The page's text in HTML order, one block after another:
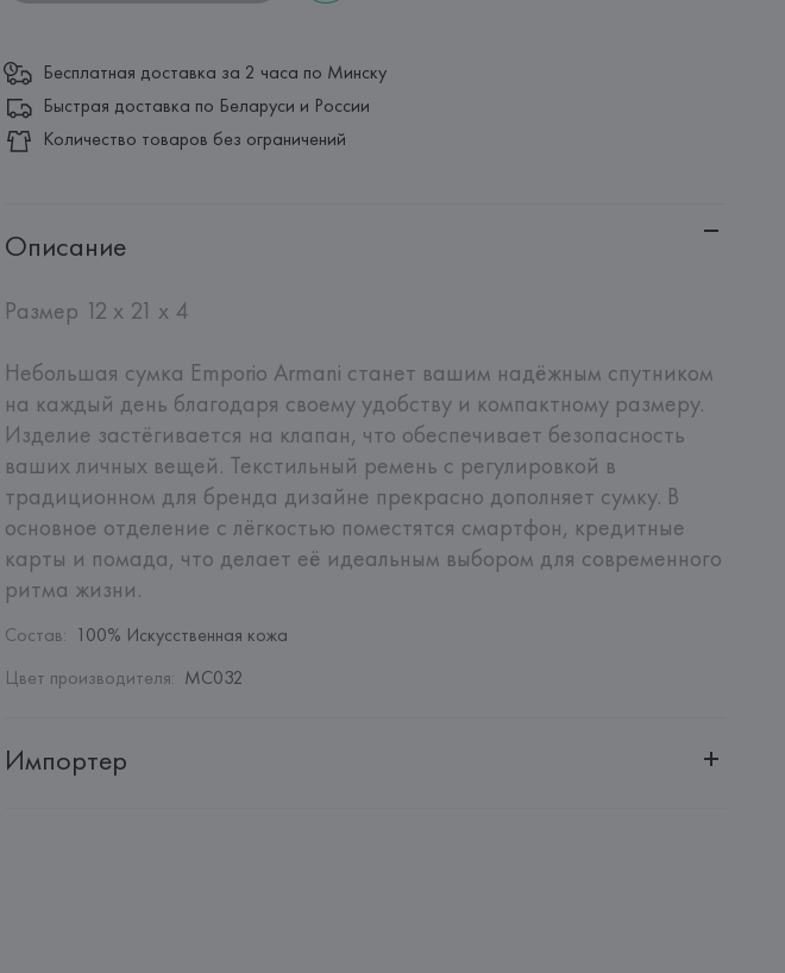
Бесплатная доставка за 2 часа по Минску
Быстрая доставка по Беларуси и России
Количество товаров без ограничений
Описание
Размер 12 х 21 х 4
Небольшая сумка Emporio Armani станет вашим надёжным спутником
на каждый день благодаря своему удобству и компактному размеру.
Изделие застёгивается на клапан, что обеспечивает безопасность
ваших личных вещей. Текстильный ремень с регулировкой в
традиционном для бренда дизайне прекрасно дополняет сумку. В
основное отделение с лёгкостью поместятся смартфон, кредитные
карты и помада, что делает её идеальным выбором для современного
ритма жизни.
Состав: 100% Искусственная кожа
Цвет производителя: MC032
Импортер